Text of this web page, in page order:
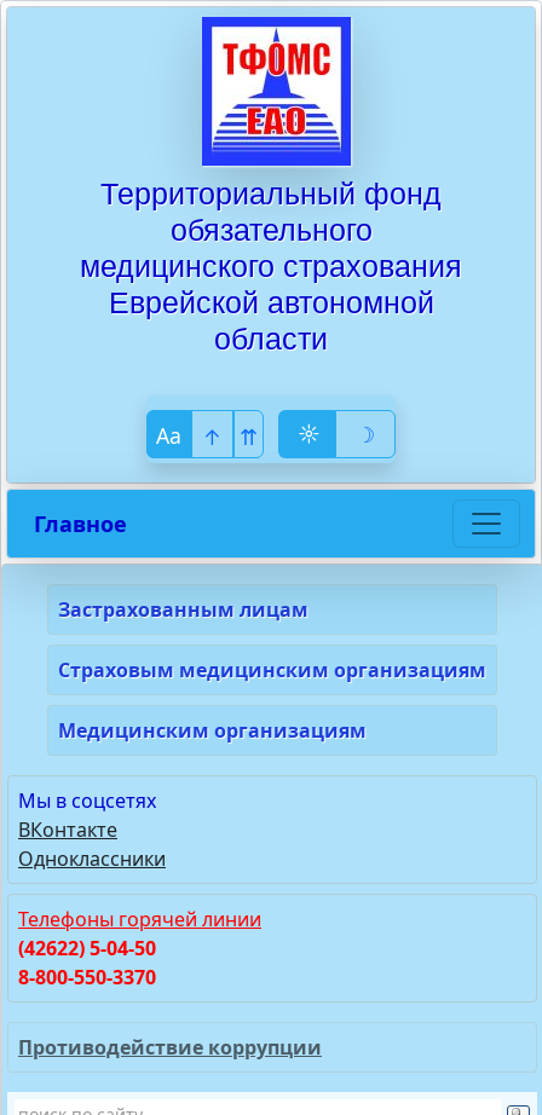
Территориальный фонд
обязательного
медицинского страхования
Еврейской автономной
области
Аa ↑ ⇈ ☼ ☽
Главное
Застрахованным лицам
Страховым медицинским организациям
Медицинским организациям
Мы в соцсетях
ВКонтакте
Одноклассники
Телефоны горячей линии
(42622) 5-04-50
8-800-550-3370
Противодействие коррупции